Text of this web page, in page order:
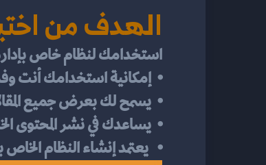
الهدف من
استخدامك لنظام خاص
⦁	إمكانية استخدامك أنت وفريقك الموقع الإلكتروني بكل سهولة وسلاسة.
⦁	يسمح لك بعرض جميع المقالات والمنتجات والخدمات حتى وإن كنتم لا تمتلكون خبرة في عالم البرمجة.
⦁	يساعدك في نشر المحتوى الخاص بالموقع الإلكتروني دون أن يتعرض إلى الفقدان أو الضياع.
⦁	 يعتمد إنشاء النظام الخاص بإدارة محتوى على لغات البرمجة المختلفة مثل Php.